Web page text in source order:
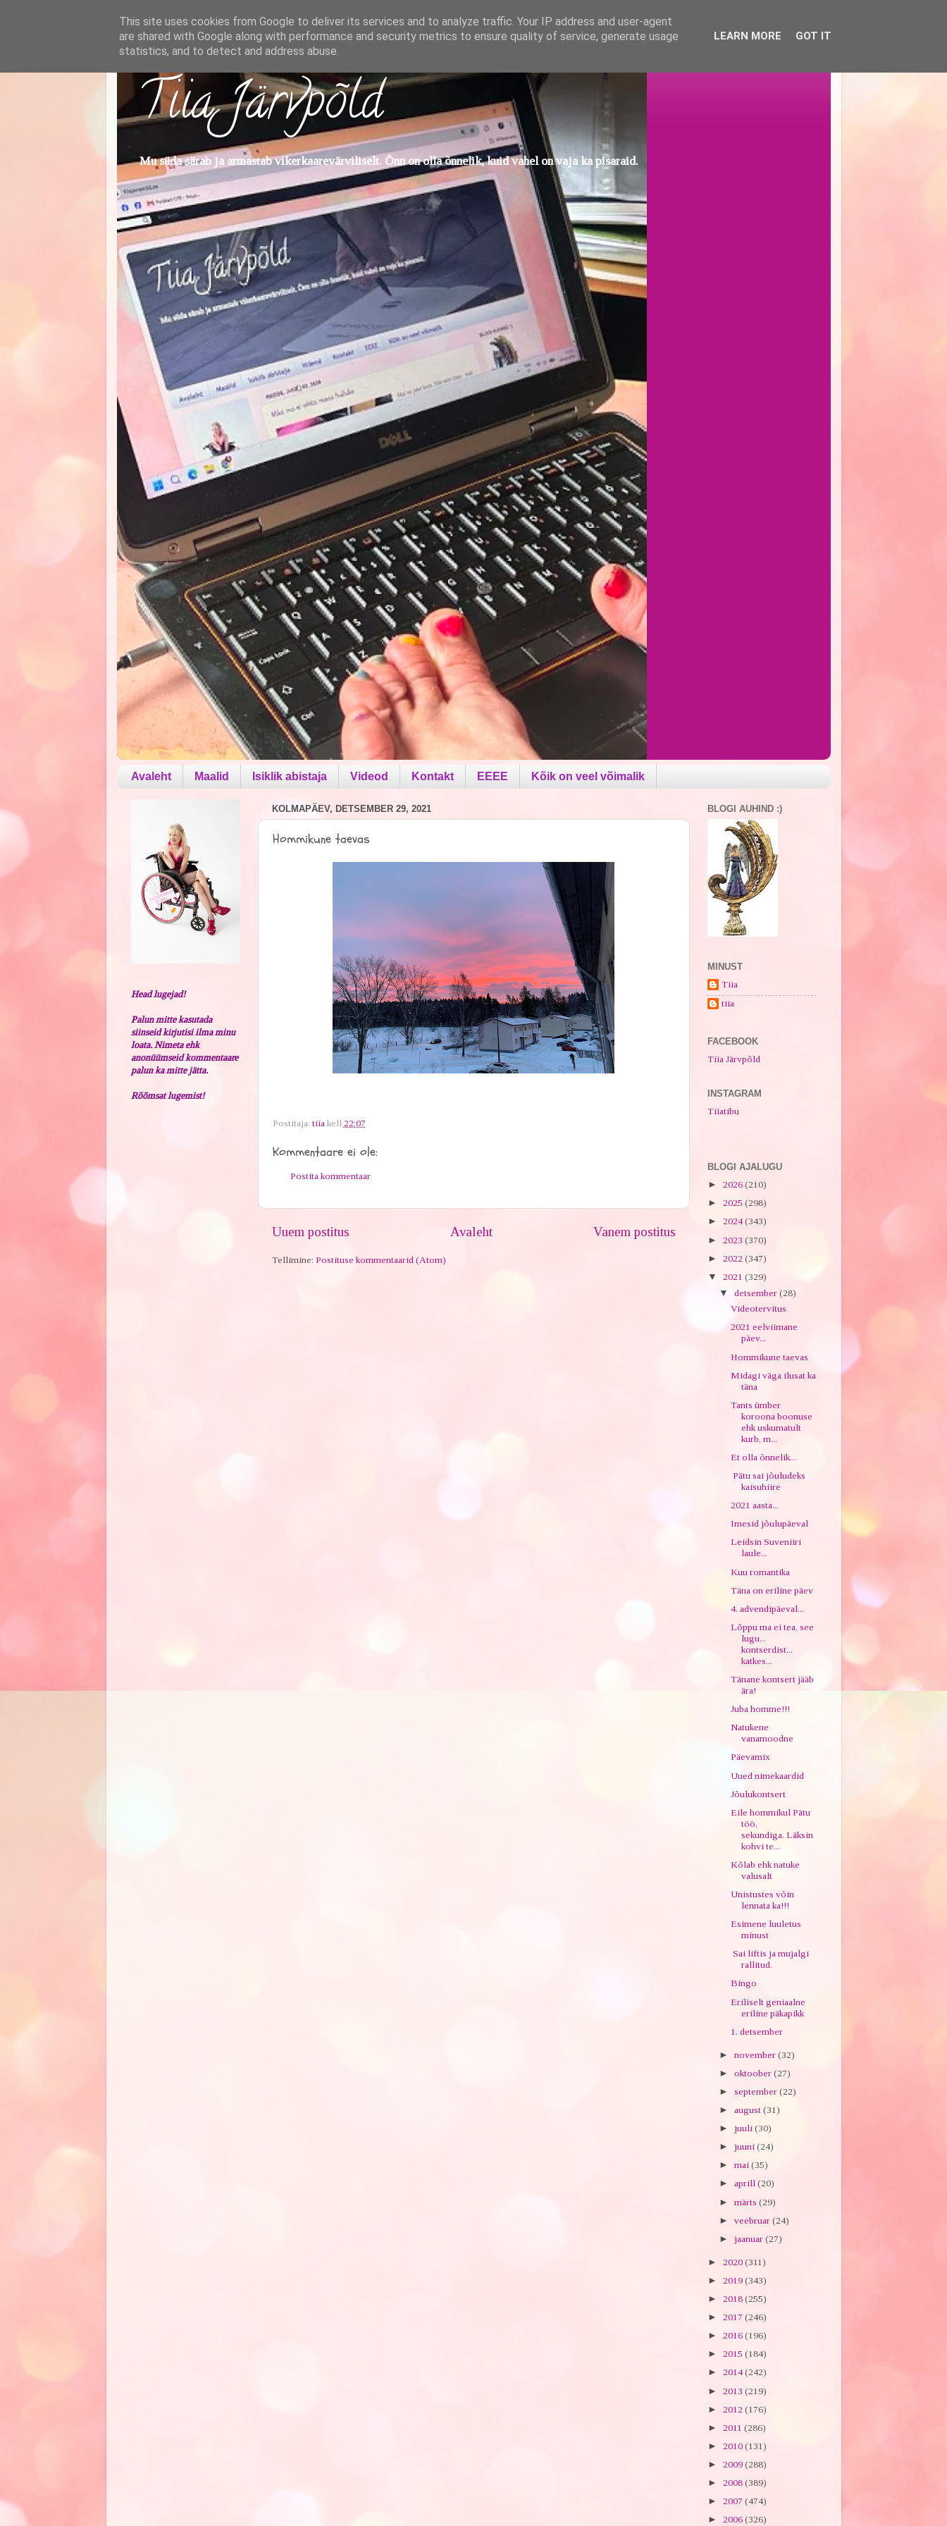
Tiia Järvpõld
Mu süda särab ja armastab vikerkaarevärviliselt. Õnn on olla õnnelik, kuid vahel on vaja ka pisaraid.
Avaleht Maalid Isiklik abistaja Videod Kontakt EEEE Kõik on veel võimalik
KOLMAPÄEV, DETSEMBER 29, 2021
Hommikune taevas
Postitaja: tiia kell 22:07
Kommentaare ei ole:
Postita kommentaar
Uuem postitus Vanem postitus
Avaleht
Tellimine: Postituse kommentaarid (Atom)
Head lugejad!
Palun mitte kasutada
siinseid kirjutisi ilma minu
loata. Nimeta ehk
anonüümseid kommentaare
palun ka mitte jätta.
Rõõmsat lugemist!
BLOGI AUHIND :)
MINUST
Tiia
tiia
FACEBOOK
Tiia Järvpõld
INSTAGRAM
Tiiatibu
BLOGI AJALUGU
► 2026 (210)
► 2025 (298)
► 2024(343)
► 2023 (370)
► 2022 (347)
▼ 2021 (329)
▼ detsember (28)
Videotervitus
2021 eelviimane
päev...
Hommikune taevas
Midagi väga ilusat ka
täna
Tants ümber
koroona boonuse
ehk uskumatult
kurb, m...
Et olla õnnelik...
Pätu sai jõuludeks
kaisuhiire
2021 aasta...
Imesid jõulupäeval
Leidsin Suveniiri
laule...
Kuu romantika
Täna on eriline päev
4. advendipäeval...
Lõppu ma ei tea, see
lugu...
kontserdist...
katkes...
Tänane kontsert jääb
ära!
Juba homme!!!
Natukene
vanamoodne
Päevamix
Uued nimekaardid
Jõulukontsert
Eile hommikul Pätu
töö,
sekundiga. Läksin
kohvi te...
Kõlab ehk natuke
valusalt
Unistustes võin
lennata ka!!!
Esimene luuletus
minust
Sai liftis ja mujalgi
rallitud.
Bingo
Eriliselt geniaalne
eriline päkapikk
1. detsember
► november (32)
► oktoober (27)
► september (22)
► august (31)
► juuli (30)
► juuni (24)
► mai (35)
► aprill (20)
► märts (29)
► veebruar (24)
► jaanuar (27)
► 2020 (311)
► 2019 (343)
► 2018 (255)
► 2017 (246)
► 2016 (196)
► 2015 (184)
► 2014(242)
► 2013 (219)
► 2012 (176)
► 2011 (286)
► 2010 (131)
► 2009 (288)
► 2008 (389)
► 2007 (474)
► 2006 (326)
This site uses cookies from Google to deliver its services and to analyze traffic. Your IP address and user-agent
are shared with Google along with performance and security metrics to ensure quality of service, generate usage
statistics, and to detect and address abuse.
LEARN MORE GOT IT